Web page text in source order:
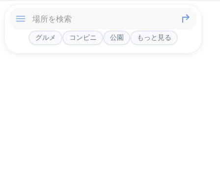
グルメ コンビニ 公園 もっと見る